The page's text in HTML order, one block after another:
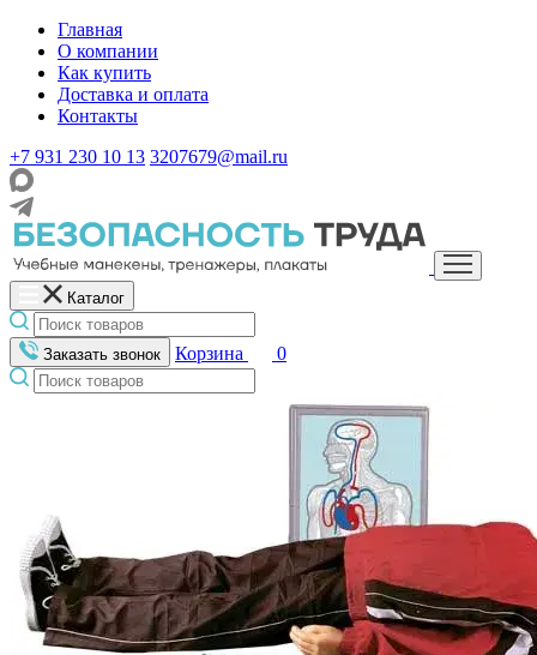
Главная
О компании
Как купить
Доставка и оплата
Контакты
+7 931 230 10 13 3207679@mail.ru
Каталог
Заказать звонок Корзина 0